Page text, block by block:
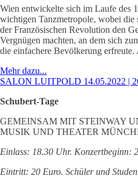
Wien entwickelte sich im Laufe des
wichtigen Tanzmetropole, wobei
der Französischen Revolution den
Vergnügen machten, an dem sich
die einfachere Bevölkerung
Mehr dazu...
SALON LUITPOLD 14.05.2022 |
Schubert-Tage
GEMEINSAM MIT STEINWAY
MUSIK UND THEATER
Einlass: 18.30 Uhr. Konzertbeginn:
Eintritt: 20 Euro. Schüler und